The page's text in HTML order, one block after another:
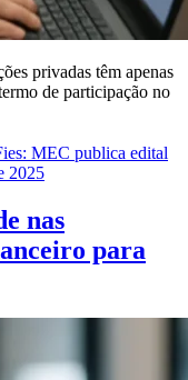
privadas têm apenas
de participação no
MEC publica edital
2025
nas
para